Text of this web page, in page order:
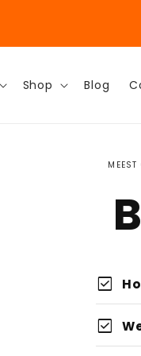
Shop Blog
check_box
check_box